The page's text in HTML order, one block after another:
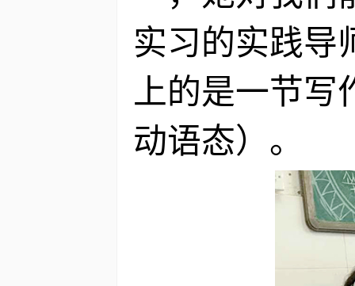
实习的实践导
上的是一节写
动语态）。